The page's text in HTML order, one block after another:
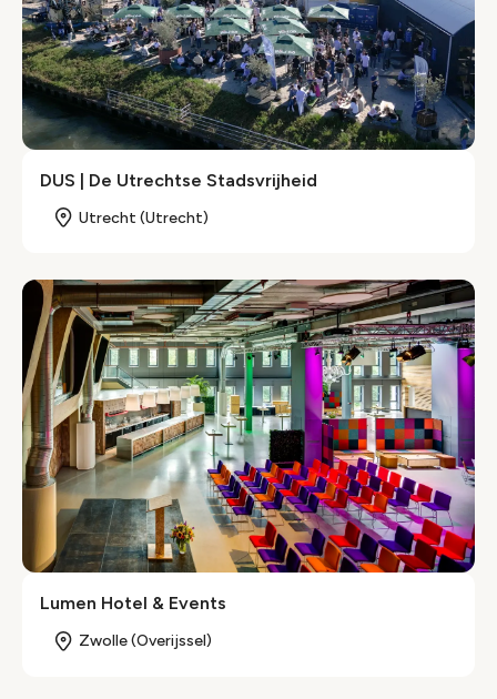
DUS | De Utrechtse Stadsvrijheid
Utrecht (Utrecht)
Lumen Hotel & Events
Zwolle (Overijssel)